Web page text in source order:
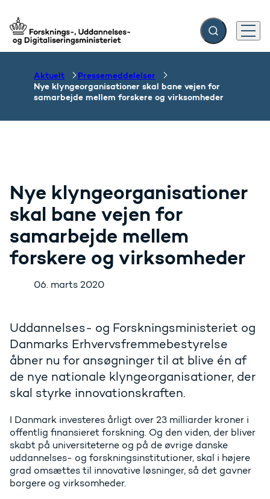
Gå til forsiden Fold søgefelt ud
Menu
Aktuelt
Pressemeddelelser
Nye klyngeorganisationer skal bane vejen for
samarbejde mellem forskere og virksomheder
Nye klyngeorganisationer
skal bane vejen for
samarbejde mellem
forskere og virksomheder
06. marts 2020
Uddannelses- og Forskningsministeriet og
Danmarks Erhvervsfremmebestyrelse
åbner nu for ansøgninger til at blive én af
de nye nationale klyngeorganisationer, der
skal styrke innovationskraften.
I Danmark investeres årligt over 23 milliarder kroner i
offentlig finansieret forskning. Og den viden, der bliver
skabt på universiteterne og på de øvrige danske
uddannelses- og forskningsinstitutioner, skal i højere
grad omsættes til innovative løsninger, så det gavner
borgere og virksomheder.